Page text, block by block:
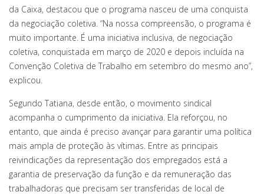
da Caixa, destacou que o programa nasceu de uma conquista
da negociação coletiva. “Na nossa compreensão, o programa é
muito importante. É uma iniciativa inclusiva, de negociação
coletiva, conquistada em março de 2020 e depois incluída na
Convenção Coletiva de Trabalho em setembro do mesmo ano”,
explicou.
Segundo Tatiana, desde então, o movimento sindical
acompanha o cumprimento da iniciativa. Ela reforçou, no
entanto, que ainda é preciso avançar para garantir uma política
mais ampla de proteção às vítimas. Entre as principais
reivindicações da representação dos empregados está a
garantia de preservação da função e da remuneração das
trabalhadoras que precisam ser transferidas de local de